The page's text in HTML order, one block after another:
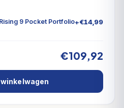
9 Pocket Portfolio+€14,99
€109,92